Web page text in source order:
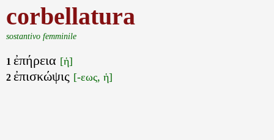
corbellatura
sostantivo femminile
1 ἐπήρεια [ἡ]
2 ἐπισκώψις [-εως, ἡ]